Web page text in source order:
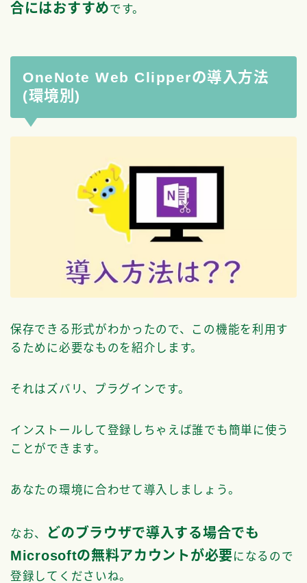
合にはおすすめです。
OneNote Web Clipperの導入方法
(環境別)
保存できる形式がわかったので、この機能を利用す
るために必要なものを紹介します。
それはズバリ、プラグインです。
インストールして登録しちゃえば誰でも簡単に使う
ことができます。
あなたの環境に合わせて導入しましょう。
なお、
どのブラウザで導入する場合でも
Microsoftの無料アカウントが必要になるので
登録してくださいね。